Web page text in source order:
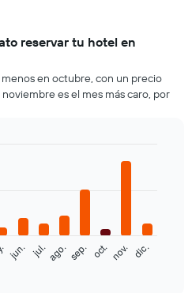
reservar tu hotel en
en octubre, con un precio
es el mes más caro, por
jun. jul.ago. sep. oct. nov. dic.